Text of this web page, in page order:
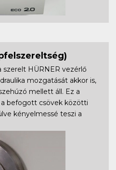
szerelt HÜRNER vezérlő
mozgatását akkor is,
mellett áll. Ez a
befogott csövek közötti
kényelmessé teszi a